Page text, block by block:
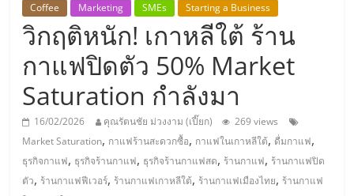
ธุรกิจ
เอ
ส
เอ็
Coffee Marketing SMEs Starting a Business
วิกฤติหนัก! เกาหลีใต้ ร้าน
กาแฟปิดตัว 50% Market
Saturation กำลังมา
16/02/2026 คุณรัตนชัย ม่วงงาม (เปี๊ยก)
269 views
Market Saturation, กาแฟร้านสะดวกซื้อ, กาแฟในเกาหลีใต้, ดื่มกาแฟ,
ธุรกิจกาแฟ, ธุรกิจร้านกาแฟ, ธุรกิจร้านกาแฟสด, ร้านกาแฟ, ร้านกาแฟปิด
ตัว, ร้านกาแฟฟีเวอร์, ร้านกาแฟเกาหลีใต้, ร้านกาแฟเมืองไทย, ร้านกาแฟ